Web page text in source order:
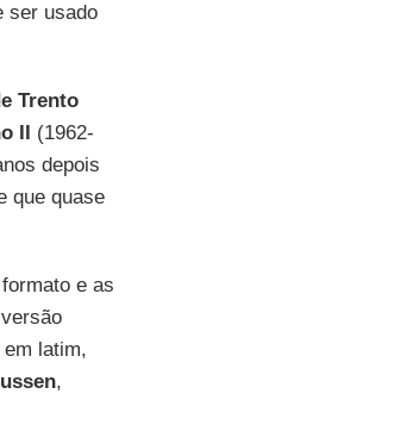
ser usado
Trento
II (1962-
depois
que quase
e as
latim,
,